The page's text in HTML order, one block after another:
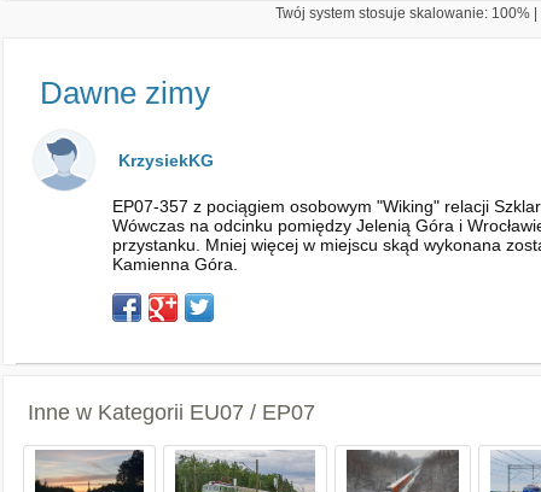
Twój system stosuje skalowanie: 100%
Dawne zimy
KrzysiekKG
EP07-357 z pociągiem osobowym "Wiking" relacji
Wówczas na odcinku pomiędzy Jelenią Góra i
przystanku. Mniej więcej w miejscu skąd wykonana
Kamienna Góra.
Inne w Kategorii EU07 / EP07